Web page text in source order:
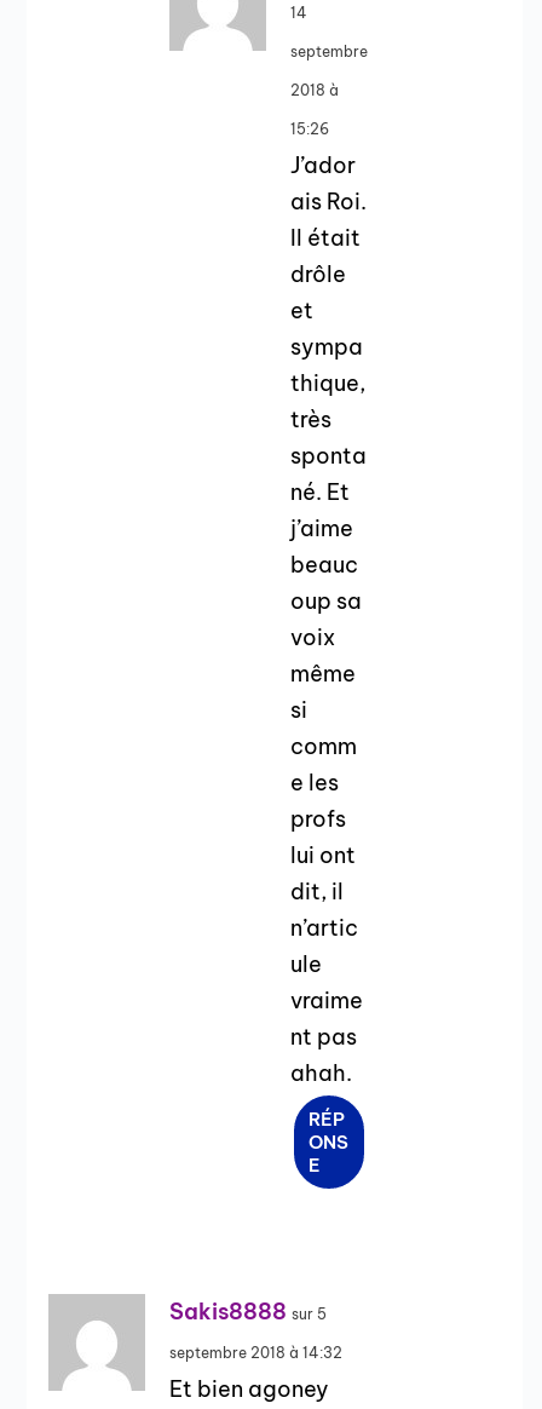
14
septembre
2018 à
15:26
J’ador
ais Roi.
Il était
drôle
et
sympa
thique,
très
sponta
né. Et
j’aime
beauc
oup sa
voix
même
si
comm
e les
profs
lui ont
dit, il
n’artic
ule
vraime
nt pas
ahah.
RÉP
ONS
E
Sakis8888 sur 5
septembre 2018 à 14:32
Et bien agoney